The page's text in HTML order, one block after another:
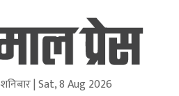
and Research Pvt Ltd.
| Sat, 8 Aug 2026